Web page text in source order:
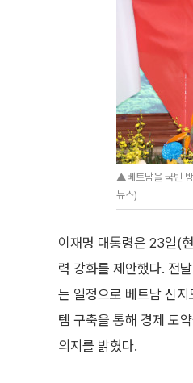
▲베트남을 국빈
뉴스)
이재명 대통령은 23일(
력 강화를 제안했다. 전
는 일정으로 베트남 신
템 구축을 통해 경제 도
의지를 밝혔다.